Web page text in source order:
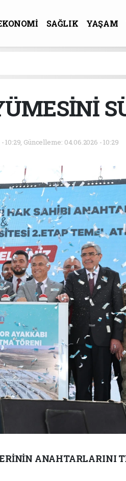
SAĞLIK YAŞAM
10:29, Güncelleme: 04.06.2026 - 10:29
ANAHTARLARINI